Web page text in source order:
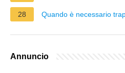
28 Quando è necessario
Annuncio